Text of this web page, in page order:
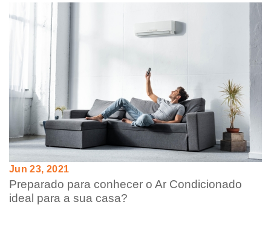
Jun 23, 2021
Preparado para conhecer o Ar Condicionado
ideal para a sua casa?